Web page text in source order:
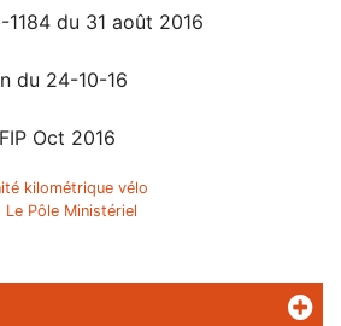
1184 du 31 août 2016
du 24-10-16
Oct 2016
kilométrique vélo
Le Pôle Ministériel